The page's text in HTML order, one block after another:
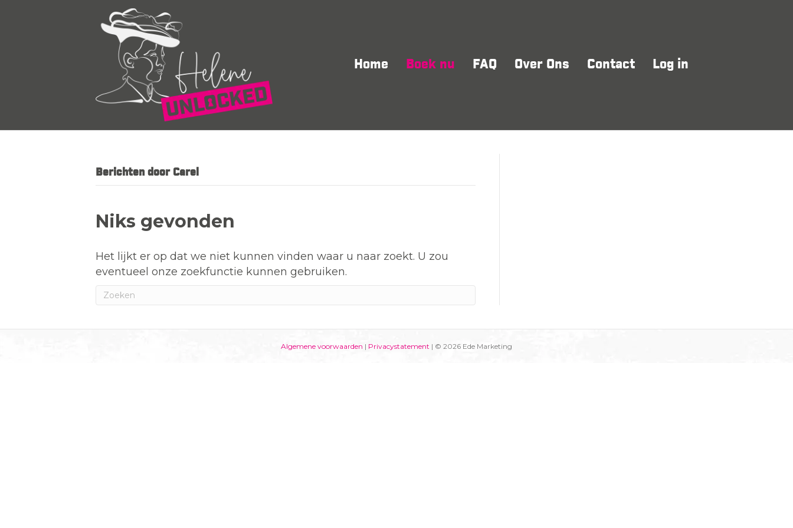
Home Boek nu FAQ Over Ons Contact Log in
Berichten door Carel
Niks gevonden
Het lijkt er op dat we niet kunnen vinden waar u naar zoekt. U zou
eventueel onze zoekfunctie kunnen gebruiken.
Algemene voorwaarden | Privacystatement | © 2026 Ede Marketing